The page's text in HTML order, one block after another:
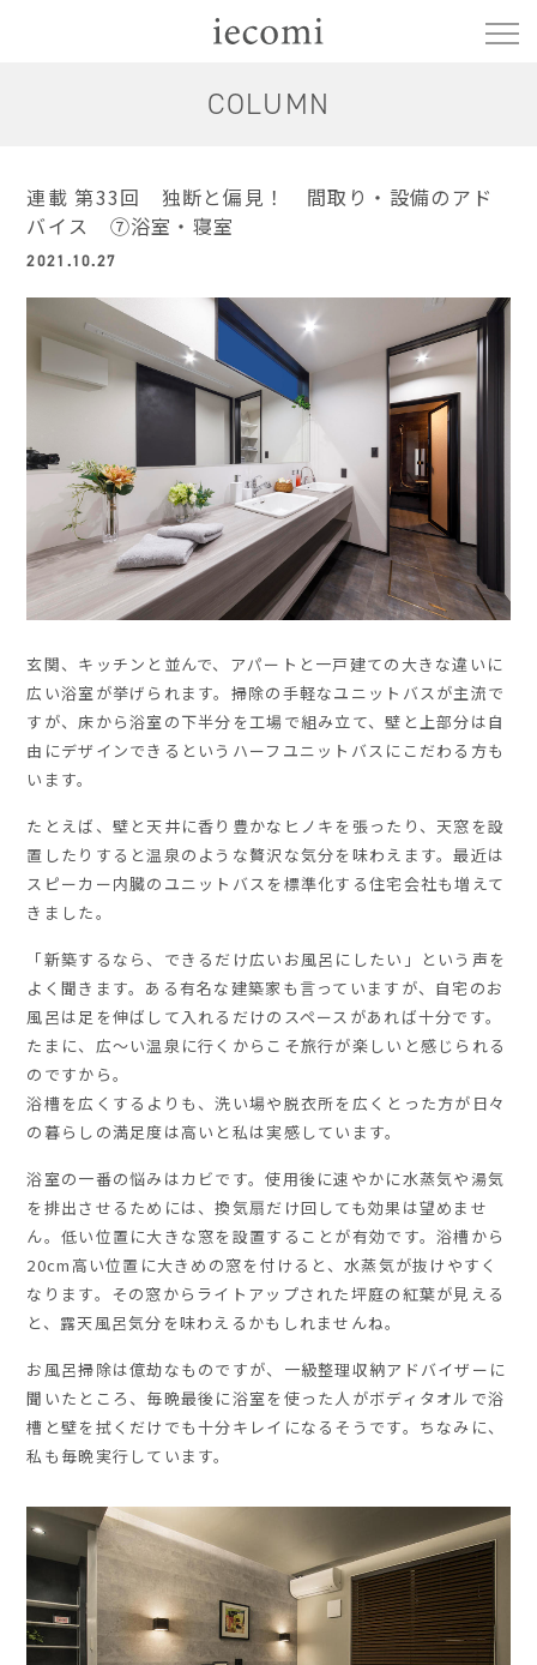
COLUMN
連載 第33回 独断と偏見！ 間取り・設備のアド
バイス ⑦浴室・寝室
2021.10.27
玄関、キッチンと並んで、アパートと一戸建ての大きな違いに
広い浴室が挙げられます。掃除の手軽なユニットバスが主流で
すが、床から浴室の下半分を工場で組み立て、壁と上部分は自
由にデザインできるというハーフユニットバスにこだわる方も
います。
たとえば、壁と天井に香り豊かなヒノキを張ったり、天窓を設
置したりすると温泉のような贅沢な気分を味わえます。最近は
スピーカー内臓のユニットバスを標準化する住宅会社も増えて
きました。
「新築するなら、できるだけ広いお風呂にしたい」という声を
よく聞きます。ある有名な建築家も言っていますが、自宅のお
風呂は足を伸ばして入れるだけのスペースがあれば十分です。
たまに、広〜い温泉に行くからこそ旅行が楽しいと感じられる
のですから。
浴槽を広くするよりも、洗い場や脱衣所を広くとった方が日々
の暮らしの満足度は高いと私は実感しています。
浴室の一番の悩みはカビです。使用後に速やかに水蒸気や湯気
を排出させるためには、換気扇だけ回しても効果は望めませ
ん。低い位置に大きな窓を設置することが有効です。浴槽から
20cm高い位置に大きめの窓を付けると、水蒸気が抜けやすく
なります。その窓からライトアップされた坪庭の紅葉が見える
と、露天風呂気分を味わえるかもしれませんね。
お風呂掃除は億劫なものですが、一級整理収納アドバイザーに
聞いたところ、毎晩最後に浴室を使った人がボディタオルで浴
槽と壁を拭くだけでも十分キレイになるそうです。ちなみに、
私も毎晩実行しています。